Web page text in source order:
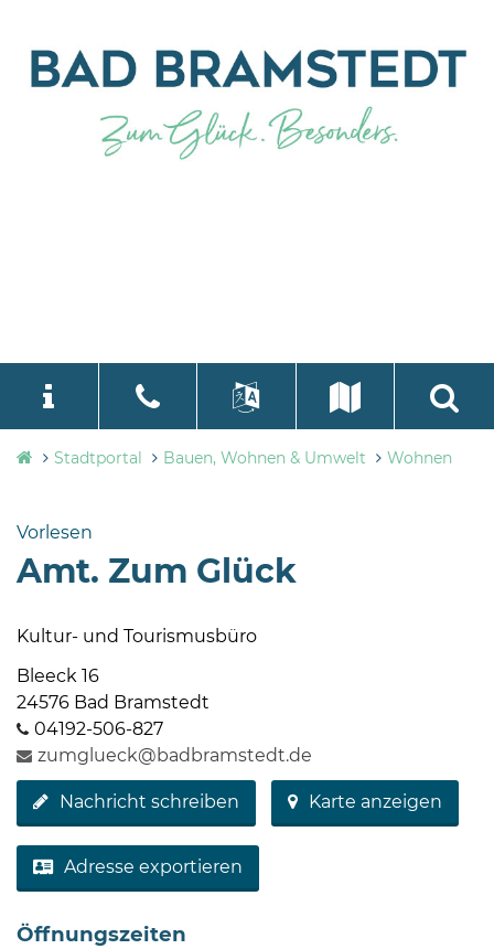
Stadtverwaltung
Bramstedt
19
Bramstedt
04192-
506-
zentrale@badbramstedt.de
Mo,
Fr
Uhr
language
Select Language
Stadtportal Bauen, Wohnen & Umwelt Wohnen
Vorlesen
Amt. Zum Glück
Kultur- und Tourismusbüro
Bleeck 16
24576 Bad Bramstedt
04192-506-827
zumglueck@badbramstedt.de
Nachricht schreiben Karte anzeigen
Adresse exportieren
Öffnungszeiten